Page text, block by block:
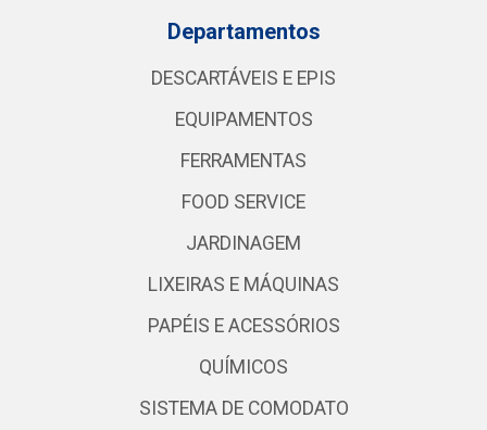
Departamentos
DESCARTÁVEIS E EPIS
EQUIPAMENTOS
FERRAMENTAS
FOOD SERVICE
JARDINAGEM
LIXEIRAS E MÁQUINAS
PAPÉIS E ACESSÓRIOS
QUÍMICOS
SISTEMA DE COMODATO